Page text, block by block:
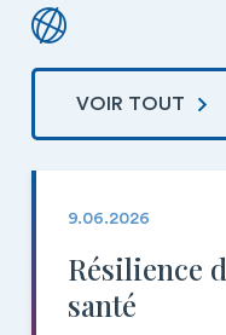
VOIR TOUT
9.06.2026
Résilience
santé